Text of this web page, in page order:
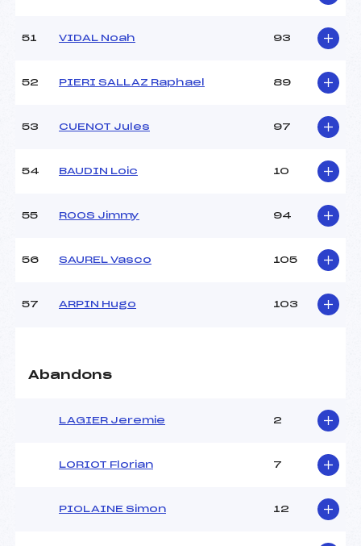
51 VIDAL Noah 93
52 PIERI SALLAZ Raphael 89
53 CUENOT Jules 97
54 BAUDIN Loic 10
55 ROOS Jimmy 94
56 SAUREL Vasco 105
57 ARPIN Hugo 103
Abandons
LAGIER Jeremie 2
LORIOT Florian 7
PIOLAINE Simon 12